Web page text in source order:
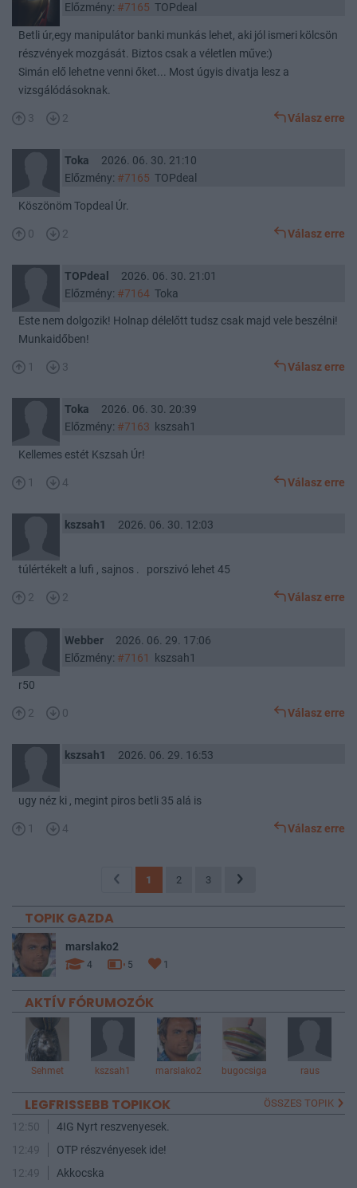
Előzmény: #7165 TOPdeal
Betli úr,egy manipulátor banki munkás lehet, aki jól ismeri kölcsön
részvények mozgását. Biztos csak a véletlen műve:)
Simán elő lehetne venni őket... Most úgyis divatja lesz a
vizsgálódásoknak.
3 2 Válasz erre
Toka
2026. 06. 30. 21:10
Előzmény: #7165 TOPdeal
Köszönöm Topdeal Úr.
0 2 Válasz erre
TOPdeal
2026. 06. 30. 21:01
Előzmény: #7164Toka
Este nem dolgozik! Holnap délelőtt tudsz csak majd vele beszélni!
Munkaidőben!
1 3 Válasz erre
Toka
2026. 06. 30. 20:39
Előzmény: #7163 kszsah1
Kellemes estét Kszsah Úr!
1 4 Válasz erre
kszsah1 2026. 06. 30. 12:03
túlértékelt a lufi , sajnos . porszivó lehet 45
2 2 Válasz erre
Webber
2026. 06. 29. 17:06
Előzmény: #7161 kszsah1
r50
2 0 Válasz erre
kszsah1 2026. 06. 29. 16:53
ugy néz ki , megint piros betli 35 alá is
1 4 Válasz erre
1 2 3
TOPIK GAZDA
marslako2
4 5 1
AKTÍV FÓRUMOZÓK
Sehmet kszsah1 marslako2 bugocsiga raus
LEGFRISSEBB TOPIKOK ÖSSZES TOPIK
12:50
4IG Nyrt reszvenyesek.
12:49
OTP részvényesek ide!
12:49
Akkocska